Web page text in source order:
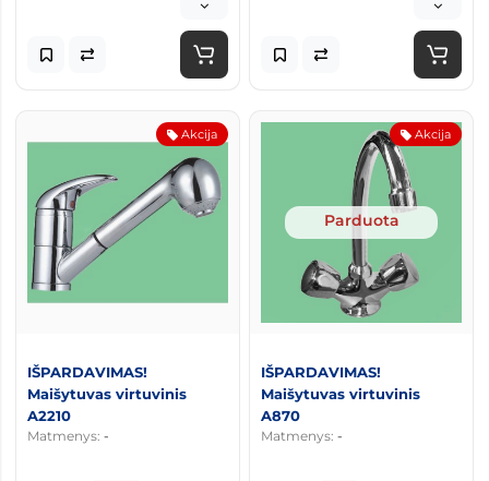
Akcija
IŠPARDAVIMAS!
Maišytuvas virtuvinis
A2210
Matmenys: -
Akcija
Parduota
IŠPARDAVIMAS!
Maišytuvas virtuvinis
A870
Matmenys: -